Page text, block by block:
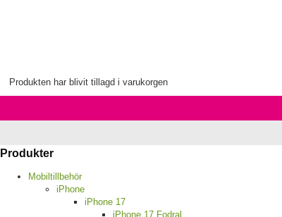
Produkten har blivit tillagd i varukorgen
Produkter
Mobiltillbehör
iPhone
iPhone 17
iPhone 17 Fodral